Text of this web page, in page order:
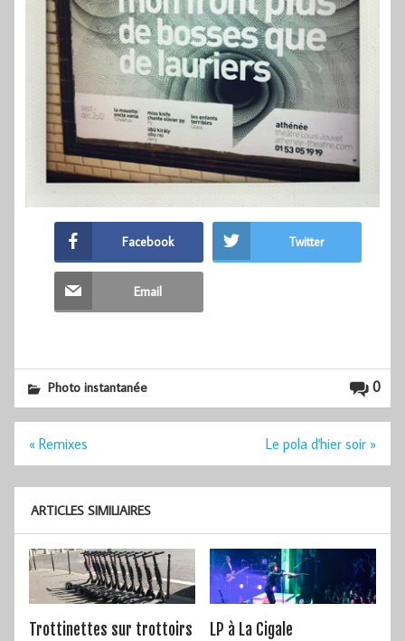
Facebook Twitter
Email
0
Photo instantanée
Navigation
l’article
« Remixes Le pola d'hier soir »
ARTICLES SIMILIAIRES
Trottinettes sur trottoirs LP à La Cigale